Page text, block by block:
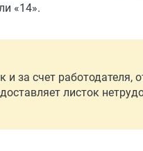
«14».
и за счет работодателя,
листок